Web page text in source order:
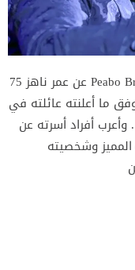
رحل أسطورة موسيقى الـ"آر أند بي" Peabo Bryson عن عمر ناهز 75
ما أعلنته عائلته في
أفراد أسرته عن
وشخصيته